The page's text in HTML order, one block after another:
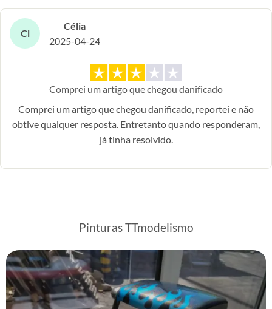
Cl
Célia
2025-04-24
Comprei um artigo que chegou danificado
Comprei um artigo que chegou danificado, reportei e não
obtive qualquer resposta. Entretanto quando responderam,
já tinha resolvido.
Pinturas TTmodelismo